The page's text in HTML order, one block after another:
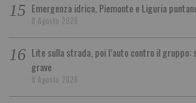
Emergenza idrica, Piemonte e Liguria
8 Agosto 2026
Lite sulla strada, poi l’auto contro il
grave
8 Agosto 2026